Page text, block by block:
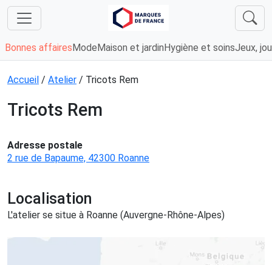
Bonnes affaires Mode Maison et jardin Hygiène et soinsJeux,
Accueil / Atelier / Tricots Rem
Tricots Rem
Adresse postale
2 rue de Bapaume, 42300 Roanne
Localisation
L'atelier se situe à Roanne (Auvergne-Rhône-Alpes)